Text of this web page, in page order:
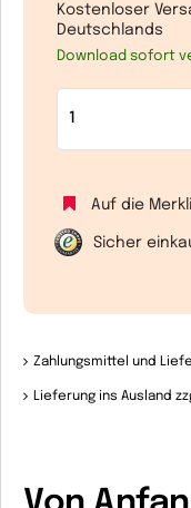
Kostenloser
Deutschlands
Download sofort
Auf die
Sicher
Zahlungsmittel und
Lieferung ins Ausland